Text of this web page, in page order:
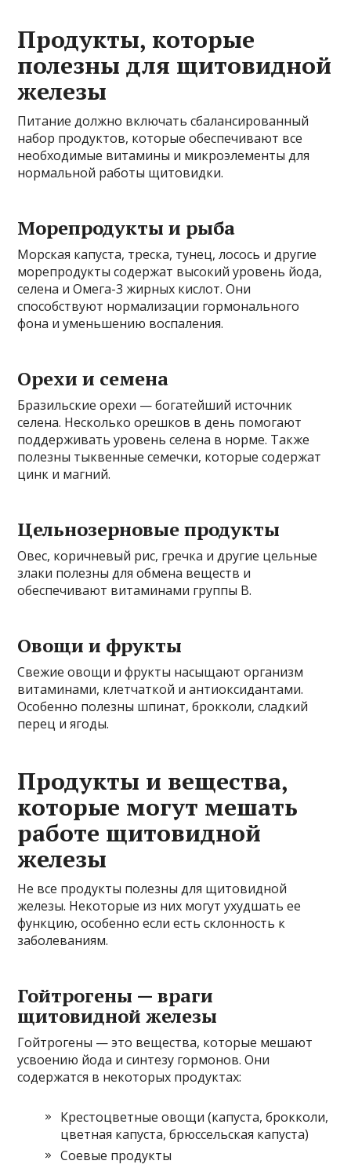
Продукты, которые
полезны для щитовидной
железы
Питание должно включать сбалансированный
набор продуктов, которые обеспечивают все
необходимые витамины и микроэлементы для
нормальной работы щитовидки.
Морепродукты и рыба
Морская капуста, треска, тунец, лосось и другие
морепродукты содержат высокий уровень йода,
селена и Омега-3 жирных кислот. Они
способствуют нормализации гормонального
фона и уменьшению воспаления.
Орехи и семена
Бразильские орехи — богатейший источник
селена. Несколько орешков в день помогают
поддерживать уровень селена в норме. Также
полезны тыквенные семечки, которые содержат
цинк и магний.
Цельнозерновые продукты
Овес, коричневый рис, гречка и другие цельные
злаки полезны для обмена веществ и
обеспечивают витаминами группы В.
Овощи и фрукты
Свежие овощи и фрукты насыщают организм
витаминами, клетчаткой и антиоксидантами.
Особенно полезны шпинат, брокколи, сладкий
перец и ягоды.
Продукты и вещества,
которые могут мешать
работе щитовидной
железы
Не все продукты полезны для щитовидной
железы. Некоторые из них могут ухудшать ее
функцию, особенно если есть склонность к
заболеваниям.
Гойтрогены — враги
щитовидной железы
Гойтрогены — это вещества, которые мешают
усвоению йода и синтезу гормонов. Они
содержатся в некоторых продуктах:
Крестоцветные овощи (капуста, брокколи,
цветная капуста, брюссельская капуста)
Соевые продукты